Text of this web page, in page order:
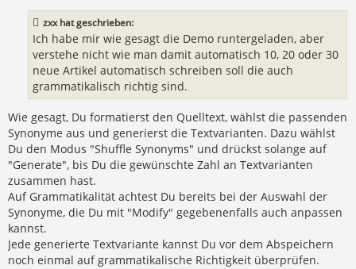
zxx hat geschrieben:
Ich habe mir wie gesagt die Demo runtergeladen, aber
verstehe nicht wie man damit automatisch 10, 20 oder 30
neue Artikel automatisch schreiben soll die auch
grammatikalisch richtig sind.
Wie gesagt, Du formatierst den Quelltext, wählst die passenden
Synonyme aus und generierst die Textvarianten. Dazu wählst
Du den Modus "Shuffle Synonyms" und drückst solange auf
"Generate", bis Du die gewünschte Zahl an Textvarianten
zusammen hast.
Auf Grammatikalität achtest Du bereits bei der Auswahl der
Synonyme, die Du mit "Modify" gegebenenfalls auch anpassen
kannst.
Jede generierte Textvariante kannst Du vor dem Abspeichern
noch einmal auf grammatikalische Richtigkeit überprüfen.